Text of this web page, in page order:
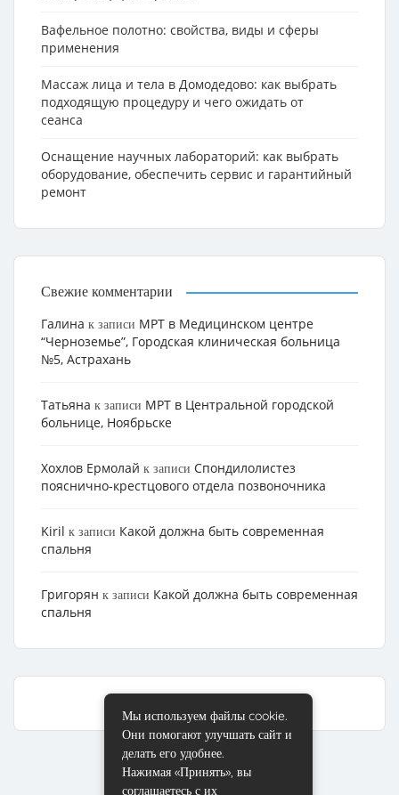
Вафельное полотно: свойства, виды и сферы
применения
Массаж лица и тела в Домодедово: как выбрать
подходящую процедуру и чего ожидать от
сеанса
Оснащение научных лабораторий: как выбрать
оборудование, обеспечить сервис и гарантийный
ремонт
Свежие комментарии
Галина к записи МРТ в Медицинском центре
“Черноземье”, Городская клиническая больница
№5, Астрахань
Татьяна к записи МРТ в Центральной городской
больнице, Ноябрьске
Хохлов Ермолай к записи Cпондилолистез
пояснично-крестцового отдела позвоночника
Kiril к записи Какой должна быть современная
спальня
Григорян к записи Какой должна быть современная
спальня
Мы используем файлы cookie.
Они помогают улучшать сайт и
делать его удобнее.
Нажимая «Принять», вы
соглашаетесь с их